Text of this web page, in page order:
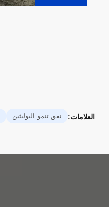
العلامات: نفق تنمو البوليثين